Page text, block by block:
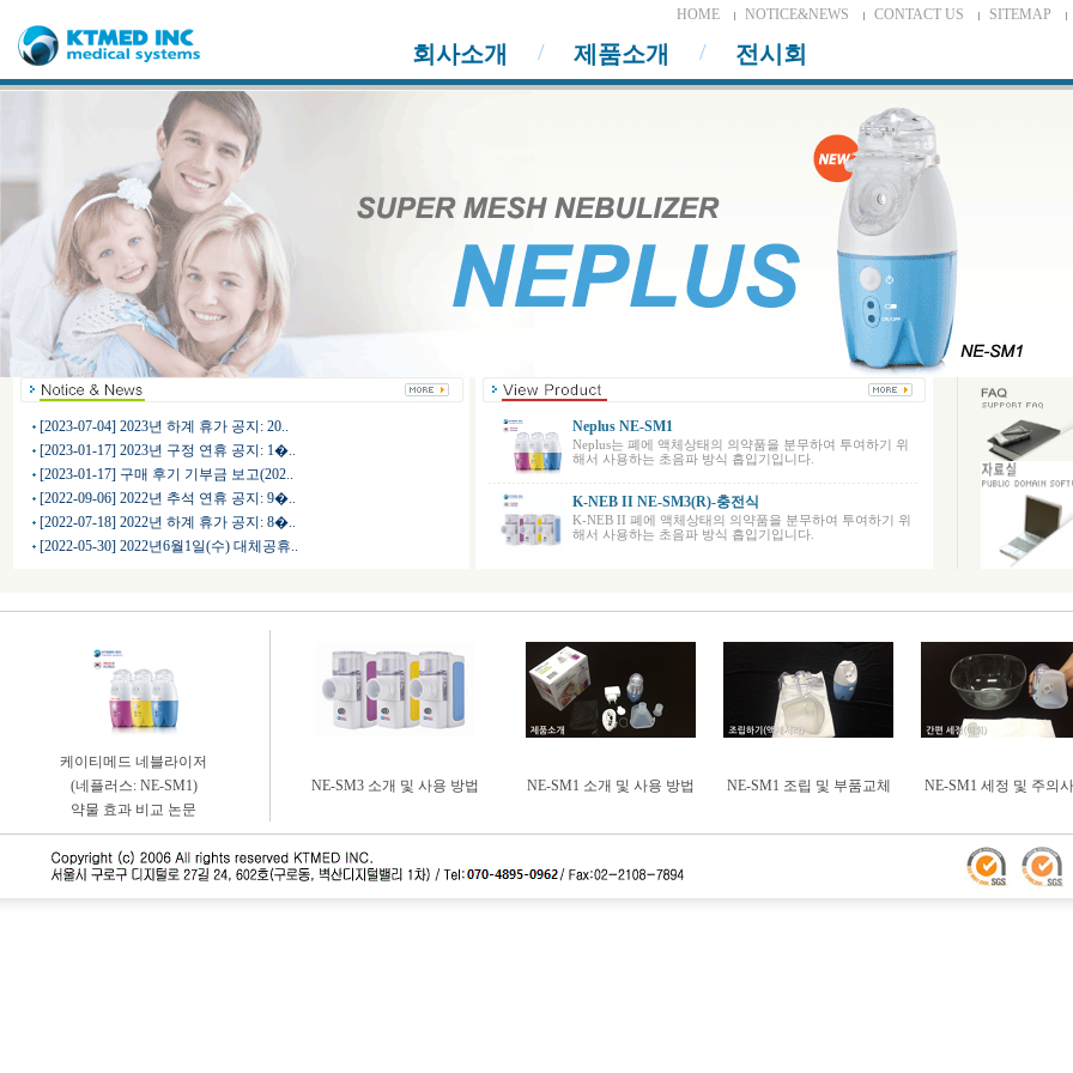
HOME NOTICE&NEWS CONTACT US SITEMAP
회사소개 제품소개 전시회
[2023-07-04] 2023년 하계 휴가 공지: 20..
[2023-01-17] 2023년 구정 연휴 공지: 1�..
[2023-01-17] 구매 후기 기부금 보고(202..
[2022-09-06] 2022년 추석 연휴 공지: 9�..
[2022-07-18] 2022년 하계 휴가 공지: 8�..
[2022-05-30] 2022년6월1일(수) 대체공휴..
Neplus NE-SM1
Neplus는 폐에 액체상태의 의약품을 분무하여 투여하기 위
해서 사용하는 초음파 방식 흡입기입니다.
K-NEB II NE-SM3(R)-충전식
K-NEB II 폐에 액체상태의 의약품을 분무하여 투여하기 위
해서 사용하는 초음파 방식 흡입기입니다.
케이티메드 네블라이저
(네플러스: NE-SM1)
약물 효과 비교 논문
NE-SM3 소개 및 사용 방법 NE-SM1 소개 및 사용 방법 NE-SM1 조립 및 부품교체 NE-SM1 세정 및 주의